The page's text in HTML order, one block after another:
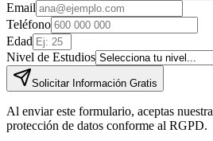
Email
Teléfono
Edad
Nivel de Estudios
Solicitar Información Gratis
Al enviar este formulario, aceptas nuestra
protección de datos conforme al RGPD.